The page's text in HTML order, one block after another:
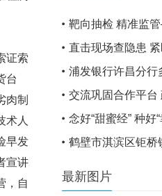
证索
台
肉制
术人
早发
宣讲
，自
靶向抽检 精准监
直击现场查隐患
浦发银行许昌分行
交流巩固合作平台
念好“甜蜜经” 种
鹤壁市淇滨区钜桥
最新图片